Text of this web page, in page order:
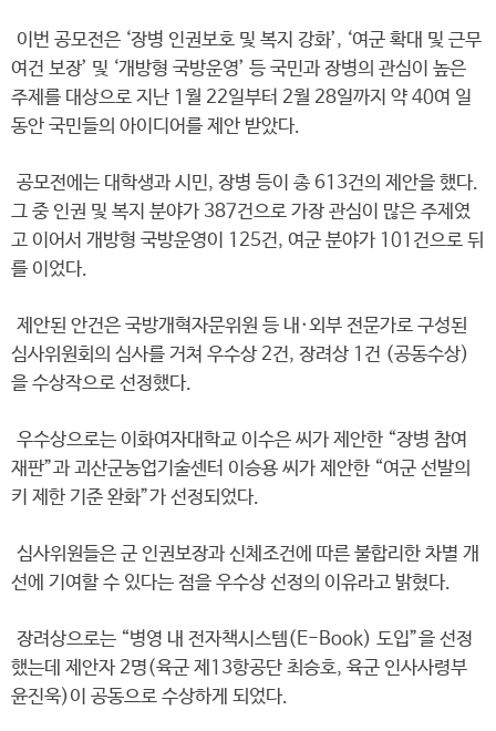
이번 공모전은 ‘장병 인권보호 및 복지 강화’, ‘여군 확대 및 근무
여건 보장’ 및 ‘개방형 국방운영’ 등 국민과 장병의 관심이 높은
주제를 대상으로 지난 1월 22일부터 2월 28일까지 약 40여 일
동안 국민들의 아이디어를 제안 받았다.
공모전에는 대학생과 시민, 장병 등이 총 613건의 제안을 했다.
그 중 인권 및 복지 분야가 387건으로 가장 관심이 많은 주제였
고 이어서 개방형 국방운영이 125건, 여군 분야가 101건으로 뒤
를 이었다.
제안된 안건은 국방개혁자문위원 등 내·외부 전문가로 구성된
심사위원회의 심사를 거쳐 우수상 2건, 장려상 1건 (공동수상)
을 수상작으로 선정했다.
우수상으로는 이화여자대학교 이수은 씨가 제안한 “장병 참여
재판”과 괴산군농업기술센터 이승용 씨가 제안한 “여군 선발의
키 제한 기준 완화”가 선정되었다.
심사위원들은 군 인권보장과 신체조건에 따른 불합리한 차별 개
선에 기여할 수 있다는 점을 우수상 선정의 이유라고 밝혔다.
장려상으로는 “병영 내 전자책시스템(E-Book) 도입”을 선정
했는데 제안자 2명(육군 제13항공단 최승호, 육군 인사사령부
윤진욱)이 공동으로 수상하게 되었다.